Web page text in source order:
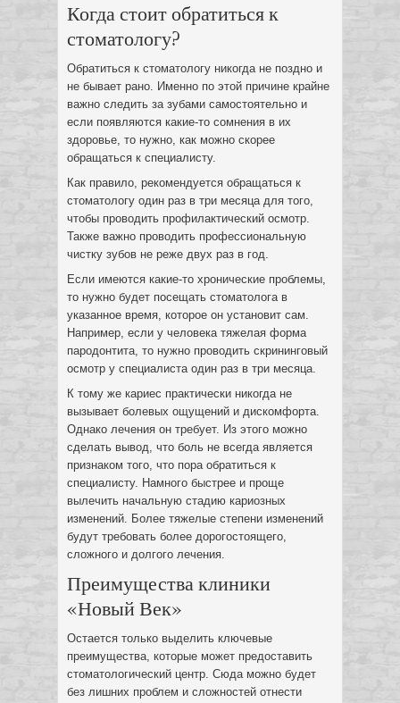
Когда стоит обратиться к
стоматологу?
Обратиться к стоматологу никогда не поздно и
не бывает рано. Именно по этой причине крайне
важно следить за зубами самостоятельно и
если появляются какие-то сомнения в их
здоровье, то нужно, как можно скорее
обращаться к специалисту.
Как правило, рекомендуется обращаться к
стоматологу один раз в три месяца для того,
чтобы проводить профилактический осмотр.
Также важно проводить профессиональную
чистку зубов не реже двух раз в год.
Если имеются какие-то хронические проблемы,
то нужно будет посещать стоматолога в
указанное время, которое он установит сам.
Например, если у человека тяжелая форма
пародонтита, то нужно проводить скрининговый
осмотр у специалиста один раз в три месяца.
К тому же кариес практически никогда не
вызывает болевых ощущений и дискомфорта.
Однако лечения он требует. Из этого можно
сделать вывод, что боль не всегда является
признаком того, что пора обратиться к
специалисту. Намного быстрее и проще
вылечить начальную стадию кариозных
изменений. Более тяжелые степени изменений
будут требовать более дорогостоящего,
сложного и долгого лечения.
Преимущества клиники
«Новый Век»
Остается только выделить ключевые
преимущества, которые может предоставить
стоматологический центр. Сюда можно будет
без лишних проблем и сложностей отнести